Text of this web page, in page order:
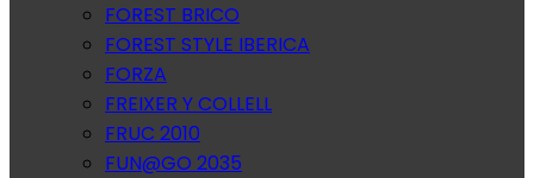
FOREST BRICO
FOREST STYLE IBERICA
FORZA
FREIXER Y COLLELL
FRUC 2010
FUN@GO 2035